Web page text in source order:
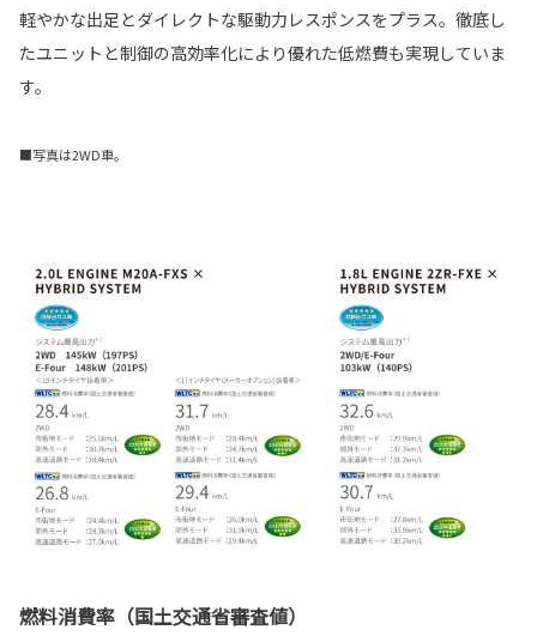
軽やかな出足とダイレクトな駆動力レスポンスをプラス。徹底し
たユニットと制御の高効率化により優れた低燃費も実現していま
す。
■写真は2WD車。
燃料消費率（国土交通省審査値）